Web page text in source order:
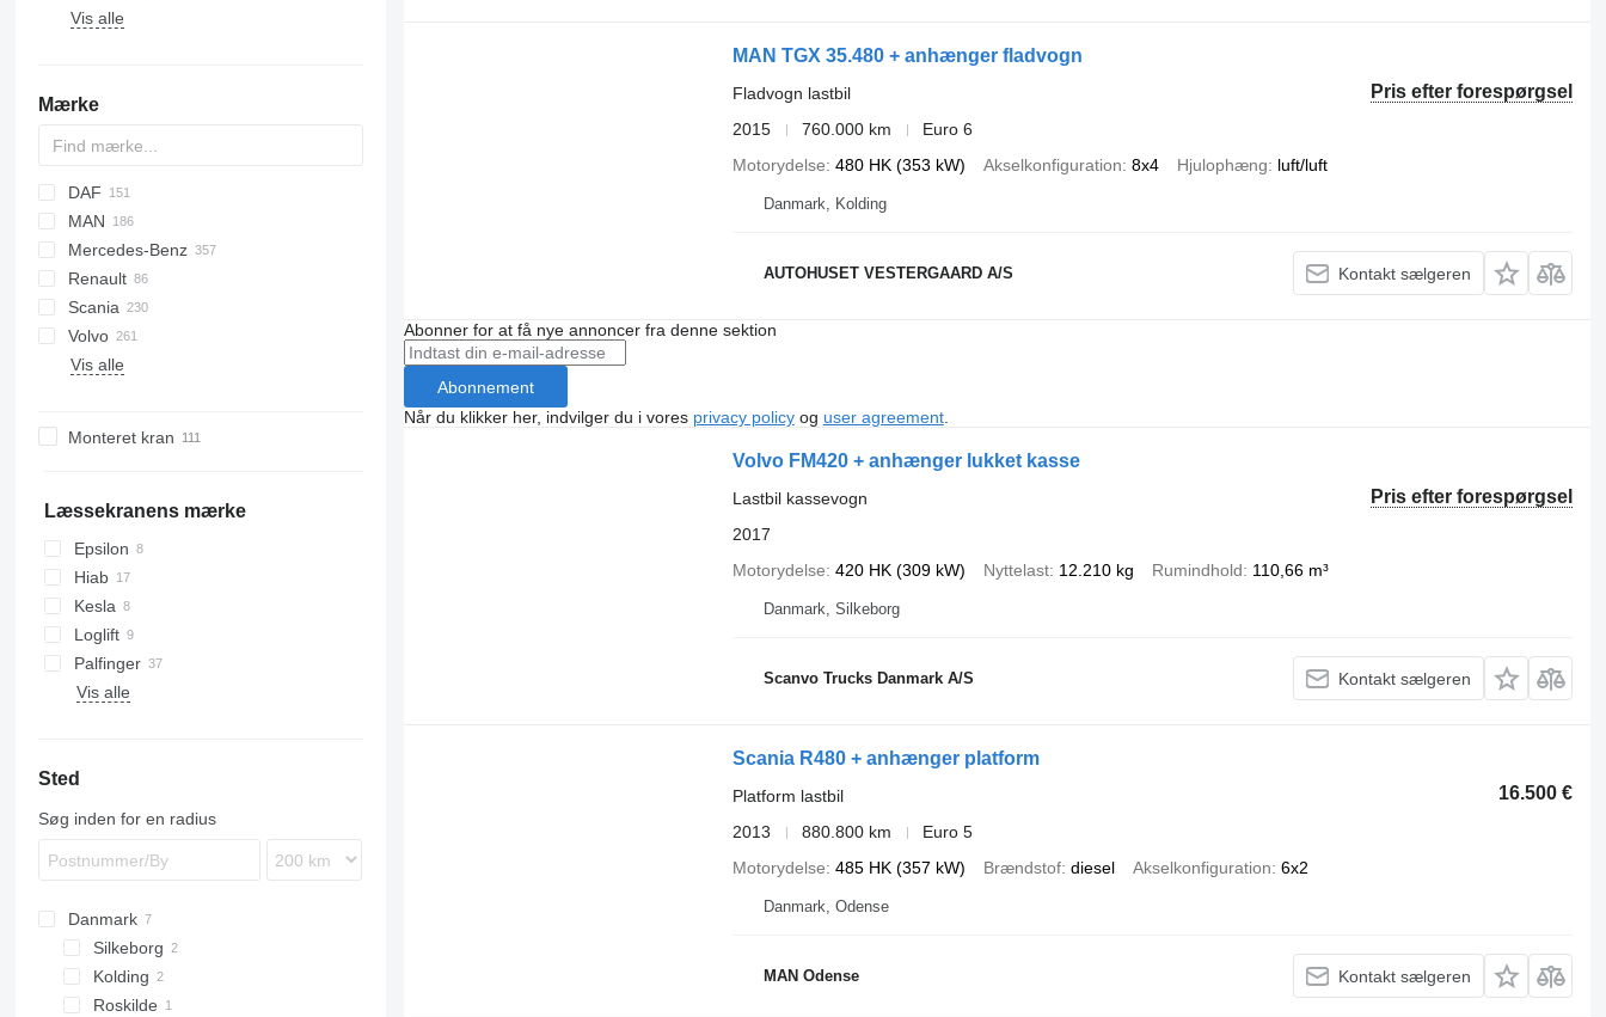
Vis alle
Mærke
DAF
AS
CF
LF
XF
XG
Daily
EuroCargo
Magirus
S-Way
Stralis
Trakker
T-series
MAN
NL series
TGA
TGL
TGM
TGS
630305
Mercedes-Benz
Actros
Antos
Arocs
Atego
Renault
C-series
D Wide
Magnum
Scania
G-series
LB
G7
Volvo
FH
Vis alle
Monteret kran
Læssekranens mærke
Epsilon
Hiab
Kesla
Loglift
Palfinger
Vis alle
Sted
Søg inden for en radius
Danmark
Silkeborg
Kolding
Roskilde
MAN TGX 35.480 + anhænger fladvogn
Pris efter forespørgsel
Fladvogn lastbil
2015
760.000 km
Euro 6
Motorydelse 480 HK (353 kW) Akselkonfiguration 8x4 Hjulophæng luft/luft
Danmark, Kolding
AUTOHUSET VESTERGAARD A/S Kontakt sælgeren
Abonner for at få nye annoncer fra denne sektion
Abonnement
Når du klikker her, indvilger du i vores privacy policyog user agreement.
Volvo FM420 + anhænger lukket kasse
Pris efter forespørgsel
Lastbil kassevogn
2017
Motorydelse 420 HK (309 kW) Nyttelast 12.210 kg Rumindhold 110,66 m³
Danmark, Silkeborg
Scanvo Trucks Danmark A/S Kontakt sælgeren
Scania R480 + anhænger platform
16.500 €
Platform lastbil
2013
880.800 km
Euro 5
Motorydelse 485 HK (357 kW) Brændstof diesel Akselkonfiguration 6x2
Danmark, Odense
MAN Odense Kontakt sælgeren